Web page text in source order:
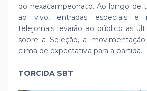
do hexacampeonato. Ao longo de
ao vivo, entradas especiais e
telejornais levarão ao público as
sobre a Seleção, a
clima de expectativa para a partida.
TORCIDA SBT